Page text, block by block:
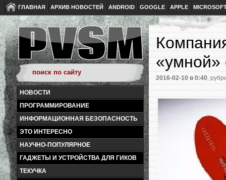
ГЛАВНАЯ АРХИВ НОВОСТЕЙ ANDROID GOOGLE APPLE
НОВОСТИ
ПРОГРАММИРОВАНИЕ
ИНФОРМАЦИОННАЯ БЕЗОПАСНОСТЬ
ЭТО ИНТЕРЕСНО
НАУЧНО-ПОПУЛЯРНОЕ
ГАДЖЕТЫ И УСТРОЙСТВА ДЛЯ ГИКОВ
ТЕКУЧКА
«умной»
2016-02-10 в 0:40,